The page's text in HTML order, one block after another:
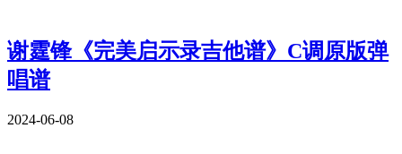
谢霆锋《完美启示录吉他谱》C调原版弹
唱谱
2024-06-08